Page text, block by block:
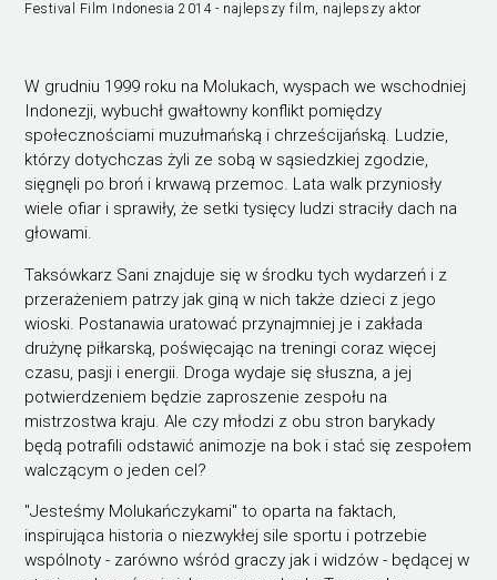
Festival Film Indonesia 2014 - najlepszy film, najlepszy aktor
W grudniu 1999 roku na Molukach, wyspach we wschodniej
Indonezji, wybuchł gwałtowny konflikt pomiędzy
społecznościami muzułmańską i chrześcijańską. Ludzie,
którzy dotychczas żyli ze sobą w sąsiedzkiej zgodzie,
sięgnęli po broń i krwawą przemoc. Lata walk przyniosły
wiele ofiar i sprawiły, że setki tysięcy ludzi straciły dach na
głowami.
Taksówkarz Sani znajduje się w środku tych wydarzeń i z
przerażeniem patrzy jak giną w nich także dzieci z jego
wioski. Postanawia uratować przynajmniej je i zakłada
drużynę piłkarską, poświęcając na treningi coraz więcej
czasu, pasji i energii. Droga wydaje się słuszna, a jej
potwierdzeniem będzie zaproszenie zespołu na
mistrzostwa kraju. Ale czy młodzi z obu stron barykady
będą potrafili odstawić animozje na bok i stać się zespołem
walczącym o jeden cel?
"Jesteśmy Molukańczykami" to oparta na faktach,
inspirująca historia o niezwykłej sile sportu i potrzebie
wspólnoty - zarówno wśród graczy jak i widzów - będącej w